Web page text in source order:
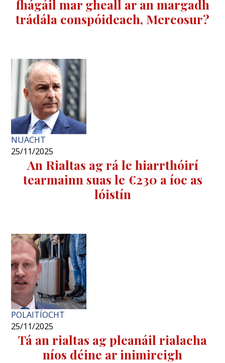
fhágáil mar gheall ar an margadh
trádála conspóideach, Mercosur?
NUACHT
25/11/2025
An Rialtas ag rá le hiarrthóirí
tearmainn suas le €230 a íoc as
lóistín
POLAITÍOCHT
25/11/2025
Tá an rialtas ag pleanáil rialacha
níos déine ar inimircigh